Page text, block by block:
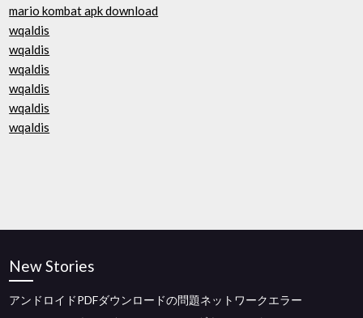
mario kombat apk download
wqaldis
wqaldis
wqaldis
wqaldis
wqaldis
wqaldis
New Stories
アンドロイドPDFダウンロードの問題ネットワークエラー